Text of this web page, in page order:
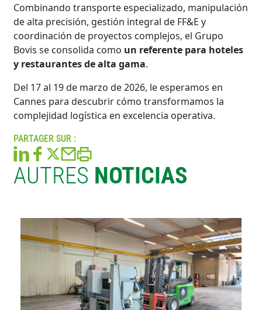
Combinando transporte especializado, manipulación
de alta precisión, gestión integral de FF&E y
coordinación de proyectos complejos, el Grupo
Bovis se consolida como un referente para hoteles
y restaurantes de alta gama.
Del 17 al 19 de marzo de 2026, le esperamos en
Cannes para descubrir cómo transformamos la
complejidad logística en excelencia operativa.
PARTAGER SUR :
AUTRES NOTICIAS